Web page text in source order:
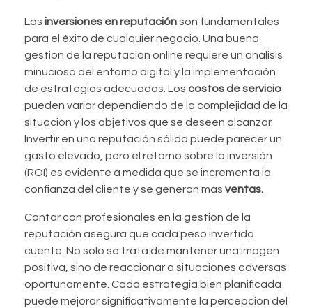
Las inversiones en reputaciónson fundamentales
para el éxito de cualquier negocio. Una buena
gestión de la reputación online requiere un análisis
minucioso del entorno digital y la implementación
de estrategias adecuadas. Los costos de servicio
pueden variar dependiendo de la complejidad de la
situación y los objetivos que se deseen alcanzar.
Invertir en una reputación sólida puede parecer un
gasto elevado, pero el retorno sobre la inversión
(ROI) es evidente a medida que se incrementa la
confianza del cliente y se generan más ventas.
Contar con profesionales en la gestión de la
reputación asegura que cada peso invertido
cuente. No solo se trata de mantener una imagen
positiva, sino de reaccionar a situaciones adversas
oportunamente. Cada estrategia bien planificada
puede mejorar significativamente la percepción del